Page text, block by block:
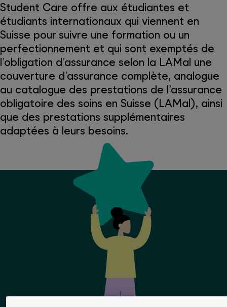
Student Care offre aux étudiantes et
étudiants internationaux qui viennent en
Suisse pour suivre une formation ou un
perfectionnement et qui sont exemptés de
l’obligation d’assurance selon la LAMal une
couverture d’assurance complète, analogue
au catalogue des prestations de l’assurance
obligatoire des soins en Suisse (LAMal), ainsi
que des prestations supplémentaires
adaptées à leurs besoins.